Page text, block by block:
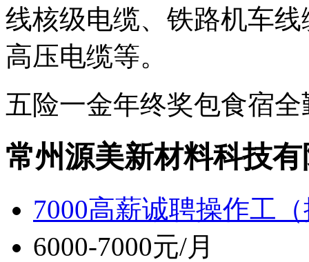
线核级电缆、铁路机车
高压电缆等。
五险一金年终奖包食宿全
常州源美新材料科技
7000高薪诚聘操作工
6000-7000元/月